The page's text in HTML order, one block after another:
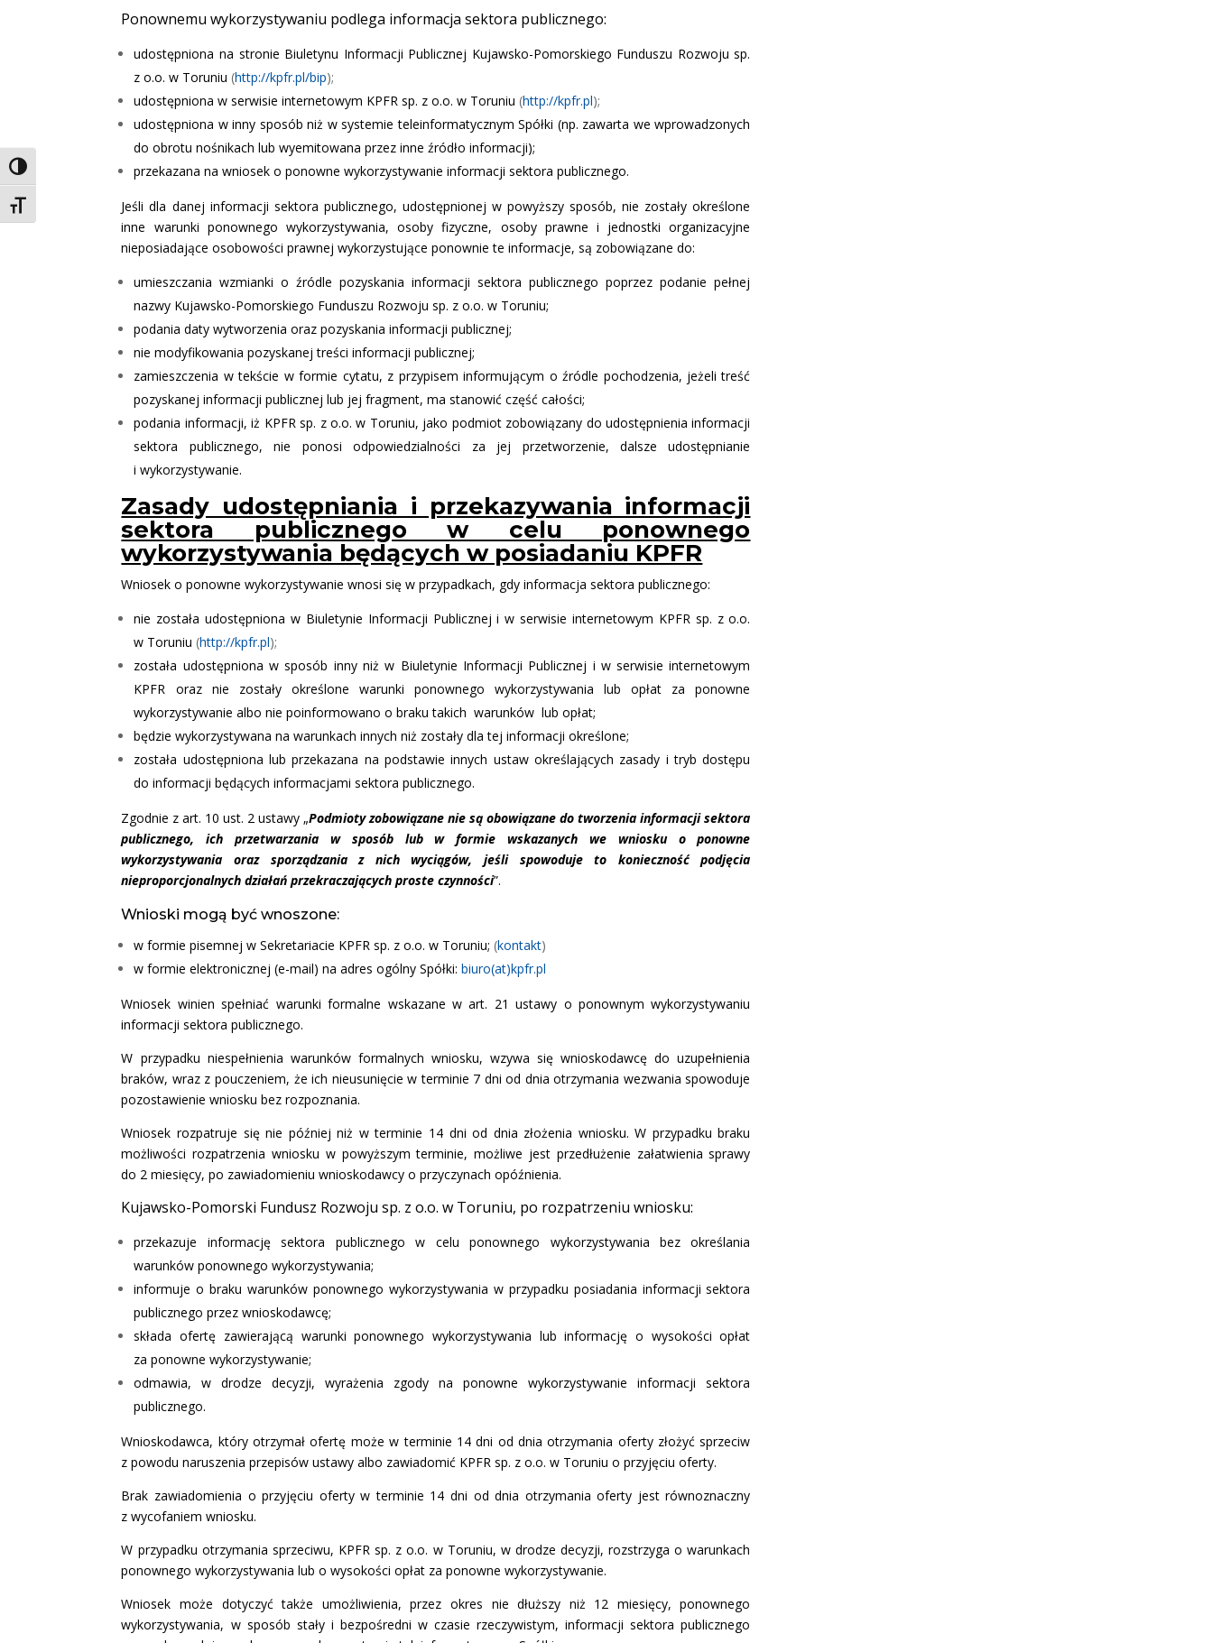
Toggle High Contrast
Toggle Font size
Ponownemu wykorzystywaniu podlega informacja sektora publicznego:
udostępniona na stronie Biuletynu Informacji Publicznej Kujawsko-Pomorskiego Funduszu Rozwoju sp.
z o.o. w Toruniu (http://kpfr.pl/bip);
udostępniona w serwisie internetowym KPFR sp. z o.o. w Toruniu (http://kpfr.pl);
udostępniona w inny sposób niż w systemie teleinformatycznym Spółki (np. zawarta we wprowadzonych
do obrotu nośnikach lub wyemitowana przez inne źródło informacji);
przekazana na wniosek o ponowne wykorzystywanie informacji sektora publicznego.
Jeśli dla danej informacji sektora publicznego, udostępnionej w powyższy sposób, nie zostały określone
inne warunki ponownego wykorzystywania, osoby fizyczne, osoby prawne i jednostki organizacyjne
nieposiadające osobowości prawnej wykorzystujące ponownie te informacje, są zobowiązane do:
umieszczania wzmianki o źródle pozyskania informacji sektora publicznego poprzez podanie pełnej
nazwy Kujawsko-Pomorskiego Funduszu Rozwoju sp. z o.o. w Toruniu;
podania daty wytworzenia oraz pozyskania informacji publicznej;
nie modyfikowania pozyskanej treści informacji publicznej;
zamieszczenia w tekście w formie cytatu, z przypisem informującym o źródle pochodzenia, jeżeli treść
pozyskanej informacji publicznej lub jej fragment, ma stanowić część całości;
podania informacji, iż KPFR sp. z o.o. w Toruniu, jako podmiot zobowiązany do udostępnienia informacji
sektora publicznego, nie ponosi odpowiedzialności za jej przetworzenie, dalsze udostępnianie
i wykorzystywanie.
Zasady udostępniania i przekazywania informacji
sektora publicznego w celu ponownego
wykorzystywania będących w posiadaniu KPFR
Wniosek o ponowne wykorzystywanie wnosi się w przypadkach, gdy informacja sektora publicznego:
nie została udostępniona w Biuletynie Informacji Publicznej i w serwisie internetowym KPFR sp. z o.o.
w Toruniu (http://kpfr.pl);
została udostępniona w sposób inny niż w Biuletynie Informacji Publicznej i w serwisie internetowym
KPFR oraz nie zostały określone warunki ponownego wykorzystywania lub opłat za ponowne
wykorzystywanie albo nie poinformowano o braku takich warunków lub opłat;
będzie wykorzystywana na warunkach innych niż zostały dla tej informacji określone;
została udostępniona lub przekazana na podstawie innych ustaw określających zasady i tryb dostępu
do informacji będących informacjami sektora publicznego.
Zgodnie z art. 10 ust. 2 ustawy „Podmioty zobowiązane nie są obowiązane do tworzenia informacji sektora
publicznego, ich przetwarzania w sposób lub w formie wskazanych we wniosku o ponowne
wykorzystywania oraz sporządzania z nich wyciągów, jeśli spowoduje to konieczność podjęcia
nieproporcjonalnych działań przekraczających proste czynności”.
Wnioski mogą być wnoszone:
w formie pisemnej w Sekretariacie KPFR sp. z o.o. w Toruniu; (kontakt)
w formie elektronicznej (e-mail) na adres ogólny Spółki: biuro(at)kpfr.pl
Wniosek winien spełniać warunki formalne wskazane w art. 21 ustawy o ponownym wykorzystywaniu
informacji sektora publicznego.
W przypadku niespełnienia warunków formalnych wniosku, wzywa się wnioskodawcę do uzupełnienia
braków, wraz z pouczeniem, że ich nieusunięcie w terminie 7 dni od dnia otrzymania wezwania spowoduje
pozostawienie wniosku bez rozpoznania.
Wniosek rozpatruje się nie później niż w terminie 14 dni od dnia złożenia wniosku. W przypadku braku
możliwości rozpatrzenia wniosku w powyższym terminie, możliwe jest przedłużenie załatwienia sprawy
do 2 miesięcy, po zawiadomieniu wnioskodawcy o przyczynach opóźnienia.
Kujawsko-Pomorski Fundusz Rozwoju sp. z o.o. w Toruniu, po rozpatrzeniu wniosku:
przekazuje informację sektora publicznego w celu ponownego wykorzystywania bez określania
warunków ponownego wykorzystywania;
informuje o braku warunków ponownego wykorzystywania w przypadku posiadania informacji sektora
publicznego przez wnioskodawcę;
składa ofertę zawierającą warunki ponownego wykorzystywania lub informację o wysokości opłat
za ponowne wykorzystywanie;
odmawia, w drodze decyzji, wyrażenia zgody na ponowne wykorzystywanie informacji sektora
publicznego.
Wnioskodawca, który otrzymał ofertę może w terminie 14 dni od dnia otrzymania oferty złożyć sprzeciw
z powodu naruszenia przepisów ustawy albo zawiadomić KPFR sp. z o.o. w Toruniu o przyjęciu oferty.
Brak zawiadomienia o przyjęciu oferty w terminie 14 dni od dnia otrzymania oferty jest równoznaczny
z wycofaniem wniosku.
W przypadku otrzymania sprzeciwu, KPFR sp. z o.o. w Toruniu, w drodze decyzji, rozstrzyga o warunkach
ponownego wykorzystywania lub o wysokości opłat za ponowne wykorzystywanie.
Wniosek może dotyczyć także umożliwienia, przez okres nie dłuższy niż 12 miesięcy, ponownego
wykorzystywania, w sposób stały i bezpośredni w czasie rzeczywistym, informacji sektora publicznego